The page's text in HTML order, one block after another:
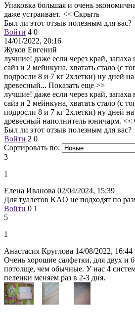
Упаковка большая и очень
даже устраивает. << Скрыть
Был ли этот отзыв полезным для вас?
Войти 4 0
14/01/2022, 20:16
Жуков Евгений
лучшие! даже если через край, запаха
сайз и 2 мейнкуна, хватать стало (с
подросли 8 и 7 кг 2хлетки) ну дней
древесный... Показать еще >>
лучшие! даже если через край, запаха
сайз и 2 мейнкуна, хватать стало (с
подросли 8 и 7 кг 2хлетки) ну дней
древесный наполнитель юничарм. <<
Был ли этот отзыв полезным для вас?
Войти 2 0
Сортировать по:
3
1
Елена Иванова 02/04/2024, 15:39
Для туалетов KAO не подходят по
Войти 0 1
5
1
Анастасия Круглова 14/08/2022, 16:44
Очень хорошие салфетки, для двух и
потолще, чем обычные. У нас 4
пеленки меняем раз в 2-3 дня.